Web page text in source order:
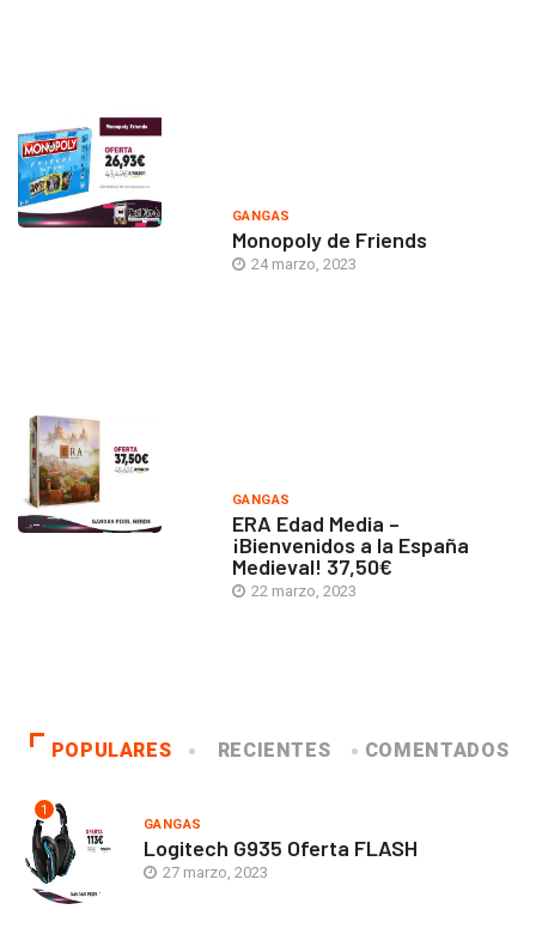
GANGAS
Monopoly de Friends
24 marzo, 2023
GANGAS
ERA Edad Media –
¡Bienvenidos a la España
Medieval! 37,50€
22 marzo, 2023
POPULARES RECIENTES COMENTADOS
1
GANGAS
Logitech G935 Oferta FLASH
27 marzo, 2023